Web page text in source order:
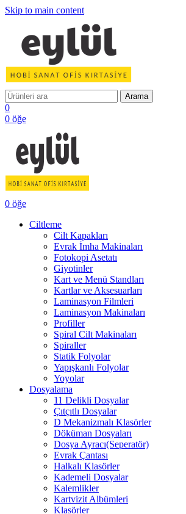
Skip to main content
Arama
0
0 öğe
0 öğe
Ciltleme
Cilt Kapakları
Evrak İmha Makinaları
Fotokopi Asetatı
Giyotinler
Kart ve Menü Standları
Kartlar ve Aksesuarları
Laminasyon Filmleri
Laminasyon Makinaları
Profiller
Spiral Cilt Makinaları
Spiraller
Statik Folyolar
Yapışkanlı Folyolar
Yoyolar
Dosyalama
11 Delikli Dosyalar
Çıtçıtlı Dosyalar
D Mekanizmalı Klasörler
Döküman Dosyaları
Dosya Ayracı(Seperatör)
Evrak Çantası
Halkalı Klasörler
Kademeli Dosyalar
Kalemlikler
Kartvizit Albümleri
Klasörler